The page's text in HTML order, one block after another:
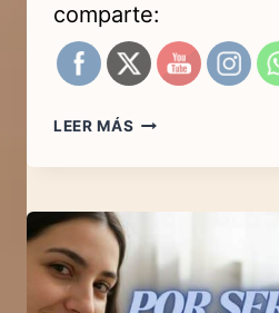
comparte:
LEER MÁS LA
DE
VIDA
EN